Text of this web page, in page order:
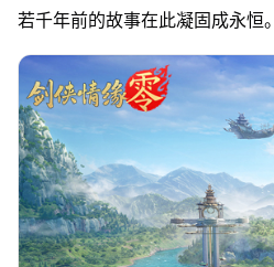
若千年前的故事在此凝固成永恒。